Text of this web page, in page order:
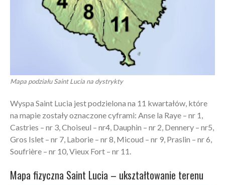
Mapa podziału Saint Lucia na dystrykty
Wyspa Saint Lucia jest podzielona na 11 kwartałów, które
na mapie zostały oznaczone cyframi: Anse la Raye – nr 1,
Castries – nr 3, Choiseul – nr4, Dauphin – nr 2, Dennery – nr5,
Gros Islet – nr 7, Laborie – nr 8, Micoud – nr 9, Praslin – nr 6,
Soufrière – nr 10, Vieux Fort – nr 11.
Mapa fizyczna Saint Lucia – ukształtowanie terenu